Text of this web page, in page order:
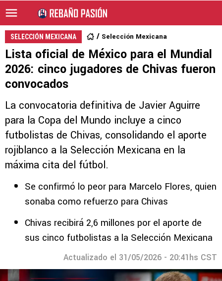
SELECCIÓN MEXICANA Selección Mexicana
Lista oficial de México para el Mundial
2026: cinco jugadores de Chivas fueron
convocados
La convocatoria definitiva de Javier Aguirre
para la Copa del Mundo incluye a cinco
futbolistas de Chivas, consolidando el aporte
rojiblanco a la Selección Mexicana en la
máxima cita del fútbol.
Se confirmó lo peor para Marcelo Flores, quien
sonaba como refuerzo para Chivas
Chivas recibirá 2,6 millones por el aporte de
sus cinco futbolistas a la Selección Mexicana
Actualizado el 31/05/2026 - 20:41hs CST